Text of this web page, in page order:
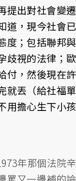
提出對社會變遷
道，現今社會已
度；包括聯邦與
歧視的法律；歐
付，然後現在許
就丟（給社福單
用擔心生下小孩
年那個法院辛